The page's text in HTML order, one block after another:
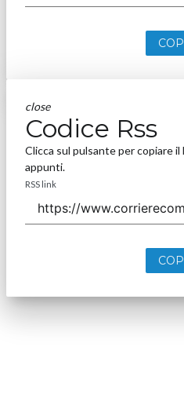
close
Codice Rss
Clicca sul pulsante per copiare il
appunti.
RSS link